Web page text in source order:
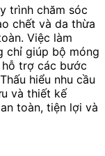
trình chăm sóc
chết và da thừa
Việc làm
chỉ giúp bộ móng
trợ các bước
hiểu nhu cầu
và thiết kế
toàn, tiện lợi và